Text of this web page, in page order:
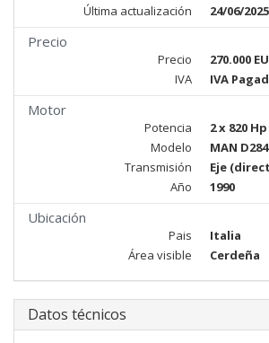
Última actualización
24/06/2025
Precio
Precio
270.000
IVA
IVA
Motor
Potencia
2 x 820 Hp
Modelo
MAN
Transmisión
Eje
Año
1990
Ubicación
Pais
Italia
Área visible
Cerdeña
Datos técnicos